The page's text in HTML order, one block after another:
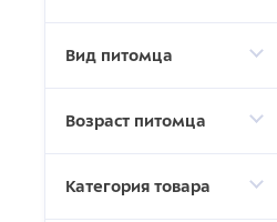
Вид питомца
Возраст питомца
Категория товара